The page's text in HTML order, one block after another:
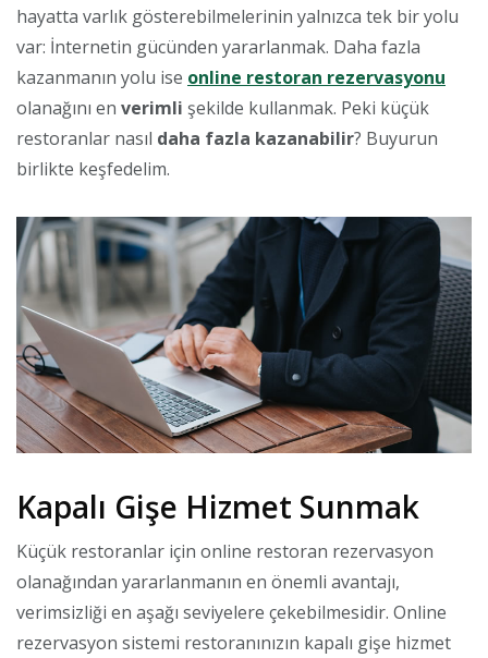
hayatta varlık gösterebilmelerinin yalnızca tek bir yolu
var: İnternetin gücünden yararlanmak. Daha fazla
kazanmanın yolu ise online restoran rezervasyonu
olanağını en verimli şekilde kullanmak. Peki küçük
restoranlar nasıl daha fazla kazanabilir? Buyurun
birlikte keşfedelim.
Kapalı Gişe Hizmet Sunmak
Küçük restoranlar için online restoran rezervasyon
olanağından yararlanmanın en önemli avantajı,
verimsizliği en aşağı seviyelere çekebilmesidir. Online
rezervasyon sistemi restoranınızın kapalı gişe hizmet